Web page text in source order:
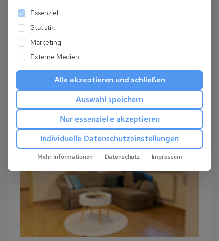
Es folgt eine Liste der Service-Gruppen, für die
Essenziell
Statistik
Marketing
Externe Medien
Alle akzeptieren und schließen
Auswahl speichern
Nur essenzielle akzeptieren
Individuelle Datenschutzeinstellungen
Mehr Informationen Datenschutz Impressum